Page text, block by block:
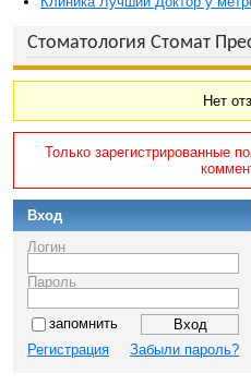
Стоматология Стомат
Нет
Только зарегистрированные
Вход
Логин
Пароль
запомнить
Регистрация
Забыли пароль?